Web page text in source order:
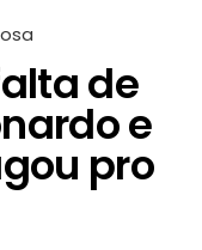
de
e
pro